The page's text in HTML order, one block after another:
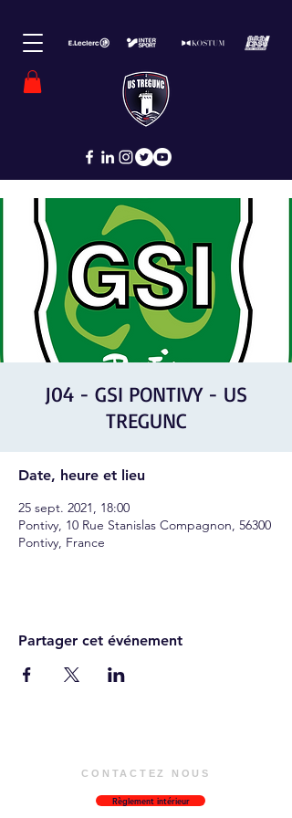
J04 - GSI PONTIVY - US
TREGUNC
Date, heure et lieu
25 sept. 2021, 18:00
Pontivy, 10 Rue Stanislas Compagnon, 56300
Pontivy, France
Partager cet événement
CONTACTEZ NOUS
Règlement intérieur